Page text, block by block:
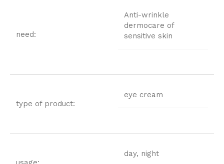
need:
Anti-wrinkle
dermocare of
sensitive skin
type of product:
eye cream
day, night